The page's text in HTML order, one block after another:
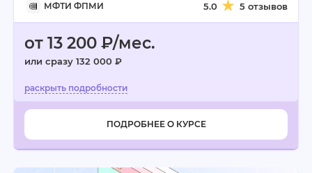
МФТИ ФПМИ 5.0 5 отзывов
от 13 200 ₽/мес.
или сразу 132 000 ₽
ПОДРОБНЕЕ О КУРСЕ